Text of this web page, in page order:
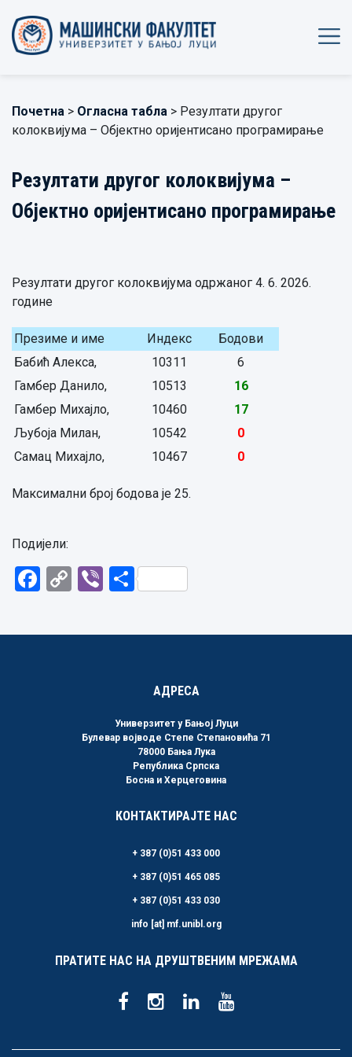
Почетна > Огласна табла > Резултати другог
колоквијума – Објектно оријентисано програмирање
Резултати другог колоквијума –
Објектно оријентисано програмирање
Резултати другог колоквијума одржаног 4. 6. 2026.
године
Презиме и име Индекс
Бодови
Бабић Алекса,
10311
6
Гамбер Данило,
10513
16
Гамбер Михајло,
10460
17
Љубоја Милан,
10542
0
Самац Михајло,
10467 0
Максимални број бодова је 25.
Подијели:
Facebook
CopyViberShare
АДРЕСА
Универзитет у Бањој Луци
Булевар војводе Степе Степановића 71
78000 Бања Лука
Република Српска
Босна и Херцеговина
КОНТАКТИРАЈТЕ НАС
+ 387 (0)51 433 000
+ 387 (0)51 465 085
+ 387 (0)51 433 030
info [at] mf.unibl.org
ПРАТИТЕ НАС НА ДРУШТВЕНИМ МРЕЖАМА